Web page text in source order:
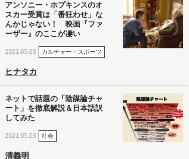
アンソニー・ホプキンスのオ
スカー受賞は「番狂わせ」な
んかじゃない！ 映画『ファ
ーザー』のここが凄い
2021.05.03 カルチャー・スポーツ
ヒナタカ
ネットで話題の「陰謀論チャ
ート」を徹底解説＆日本語訳
してみた
2021.05.03 社会
清義明